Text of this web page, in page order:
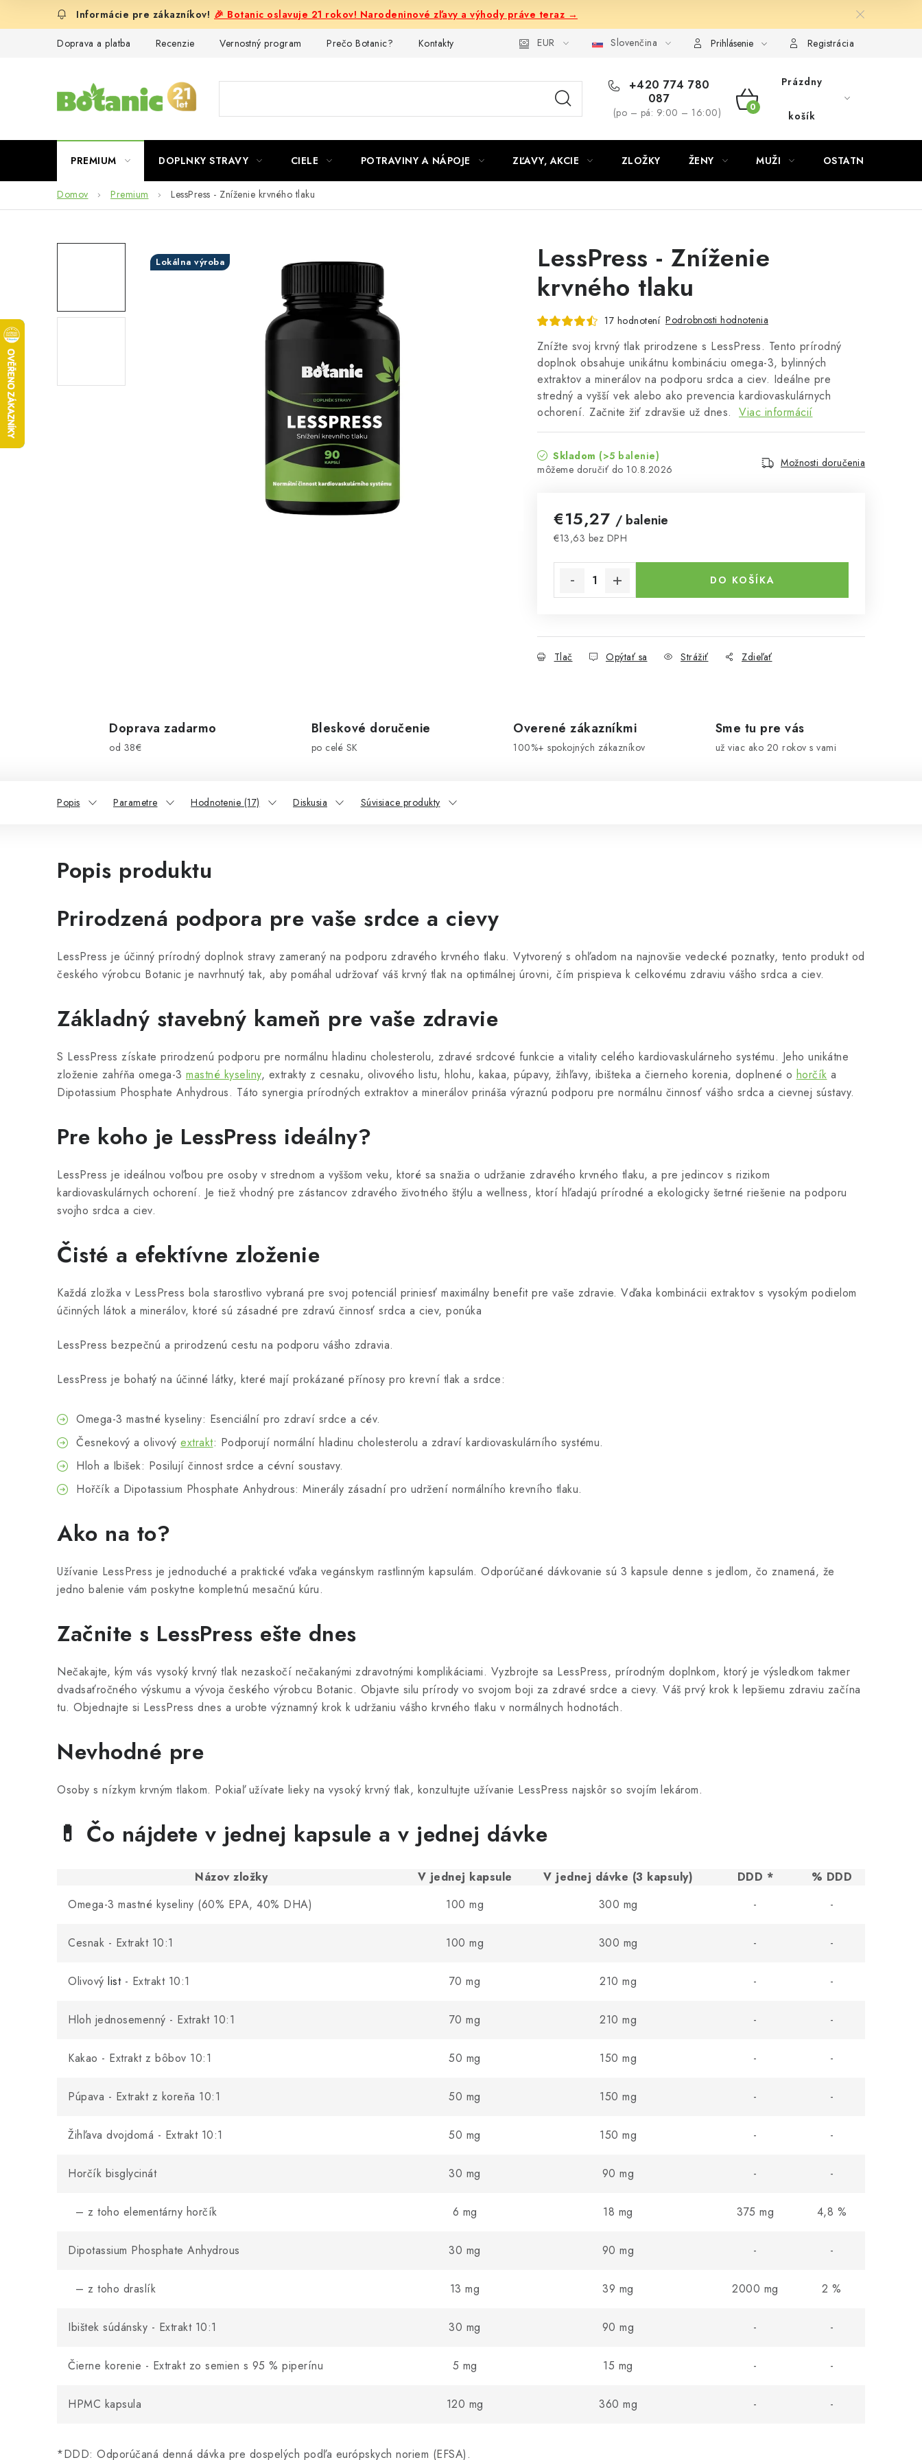
🎉 Botanic oslavuje 21 rokov! Narodeninové zľavy a výhody práve teraz →
Doprava a platba Recenzie Vernostný program Prečo Botanic? Kontakty EUR Slovenčina Prihlásenie Registrácia
+420 774 780
087
(po – pá: 9:00 – 16:00)
NÁKUPNÝ
Prázdny
košík
PREMIUM DOPLNKY STRAVY CIELE POTRAVINY A NÁPOJE ZĽAVY, AKCIE ZLOŽKY ŽENY MUŽI OSTATNÉ
Domov Premium LessPress - Zníženie krvného tlaku
LessPress - Zníženie
krvného tlaku
17 hodnotení Podrobnosti hodnotenia
Znížte svoj krvný tlak prirodzene s LessPress. Tento prírodný
doplnok obsahuje unikátnu kombináciu omega-3, bylinných
extraktov a minerálov na podporu srdca a ciev. Ideálne pre
stredný a vyšší vek alebo ako prevencia kardiovaskulárnych
ochorení. Začnite žiť zdravšie už dnes. Viac informácií
Skladom (>5 balenie)
10.8.2026
Možnosti doručenia
€15,27 / balenie
€13,63 bez DPH
DO KOŠÍKA
Tlač Opýtať sa Strážiť Zdieľať
Lokálna výroba
Doprava zadarmo
od 38€
Bleskové doručenie
po celé SK
Overené zákazníkmi
100%+ spokojných zákazníkov
Sme tu pre vás
už viac ako 20 rokov s vami
Popis Parametre Hodnotenie (17) Diskusia Súvisiace produkty
Popis produktu
Prirodzená podpora pre vaše srdce a cievy
LessPress je účinný prírodný doplnok stravy zameraný na podporu zdravého krvného tlaku. Vytvorený s ohľadom na najnovšie vedecké poznatky, tento produkt od
českého výrobcu Botanic je navrhnutý tak, aby pomáhal udržovať váš krvný tlak na optimálnej úrovni, čím prispieva k celkovému zdraviu vášho srdca a ciev.
Základný stavebný kameň pre vaše zdravie
S LessPress získate prirodzenú podporu pre normálnu hladinu cholesterolu, zdravé srdcové funkcie a vitality celého kardiovaskulárneho systému. Jeho unikátne
zloženie zahŕňa omega-3 mastné kyseliny, extrakty z cesnaku, olivového listu, hlohu, kakaa, púpavy, žihľavy, ibišteka a čierneho korenia, doplnené o horčík a
Dipotassium Phosphate Anhydrous. Táto synergia prírodných extraktov a minerálov prináša výraznú podporu pre normálnu činnosť vášho srdca a cievnej sústavy.
Pre koho je LessPress ideálny?
LessPress je ideálnou voľbou pre osoby v strednom a vyššom veku, ktoré sa snažia o udržanie zdravého krvného tlaku, a pre jedincov s rizikom
kardiovaskulárnych ochorení. Je tiež vhodný pre zástancov zdravého životného štýlu a wellness, ktorí hľadajú prírodné a ekologicky šetrné riešenie na podporu
svojho srdca a ciev.
Čisté a efektívne zloženie
Každá zložka v LessPress bola starostlivo vybraná pre svoj potenciál priniesť maximálny benefit pre vaše zdravie. Vďaka kombinácii extraktov s vysokým podielom
účinných látok a minerálov, ktoré sú zásadné pre zdravú činnosť srdca a ciev, ponúka
LessPress bezpečnú a prirodzenú cestu na podporu vášho zdravia.
LessPress je bohatý na účinné látky, které mají prokázané přínosy pro krevní tlak a srdce:
Omega-3 mastné kyseliny: Esenciální pro zdraví srdce a cév.
Česnekový a olivový extrakt: Podporují normální hladinu cholesterolu a zdraví kardiovaskulárního systému.
Hloh a Ibišek: Posilují činnost srdce a cévní soustavy.
Hořčík a Dipotassium Phosphate Anhydrous: Minerály zásadní pro udržení normálního krevního tlaku.
Ako na to?
Užívanie LessPress je jednoduché a praktické vďaka vegánskym rastlinným kapsulám. Odporúčané dávkovanie sú 3 kapsule denne s jedlom, čo znamená, že
jedno balenie vám poskytne kompletnú mesačnú kúru.
Začnite s LessPress ešte dnes
Nečakajte, kým vás vysoký krvný tlak nezaskočí nečakanými zdravotnými komplikáciami. Vyzbrojte sa LessPress, prírodným doplnkom, ktorý je výsledkom takmer
dvadsaťročného výskumu a vývoja českého výrobcu Botanic. Objavte silu prírody vo svojom boji za zdravé srdce a cievy. Váš prvý krok k lepšiemu zdraviu začína
tu. Objednajte si LessPress dnes a urobte významný krok k udržaniu vášho krvného tlaku v normálnych hodnotách.
Nevhodné pre
Osoby s nízkym krvným tlakom. Pokiaľ užívate lieky na vysoký krvný tlak, konzultujte užívanie LessPress najskôr so svojím lekárom.
💊 Čo nájdete v jednej kapsule a v jednej dávke
Názov zložky V jednej kapsule V jednej dávke (3 kapsuly) DDD *
% DDD
Omega-3 mastné kyseliny (60% EPA, 40% DHA)
100 mg 300 mg - -
Cesnak - Extrakt 10:1 100 mg 300 mg - -
Olivový list- Extrakt 10:1 70 mg 210 mg - -
Hloh jednosemenný - Extrakt 10:1 70 mg 210 mg - -
Kakao - Extrakt z bôbov 10:1 50 mg 150 mg - -
Púpava - Extrakt z koreňa 10:1 50 mg 150 mg - -
Žihľava dvojdomá - Extrakt 10:1 50 mg 150 mg - -
Horčík bisglycinát 30 mg 90 mg - -
– z toho elementárny horčík 6 mg 18 mg 375 mg 4,8 %
Dipotassium Phosphate Anhydrous 30 mg 90 mg - -
– z toho draslík 13 mg 39 mg 2000 mg 2 %
Ibištek súdánsky - Extrakt 10:1 30 mg 90 mg - -
Čierne korenie - Extrakt zo semien s 95 % piperínu 5 mg 15 mg - -
HPMC kapsula 120 mg 360 mg - -
*DDD: Odporúčaná denná dávka pre dospelých podľa európskych noriem (EFSA).